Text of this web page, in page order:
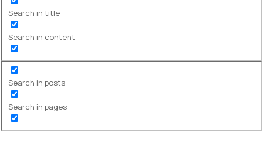
Search in title
Search in content
Search in posts
Search in pages